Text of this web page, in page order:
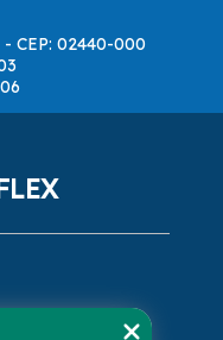
CEP: 02440-000